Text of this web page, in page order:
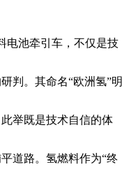
电池牵引车，不仅是技
判。其命名“欧洲氢”明
举既是技术自信的体
道路。氢燃料作为“终